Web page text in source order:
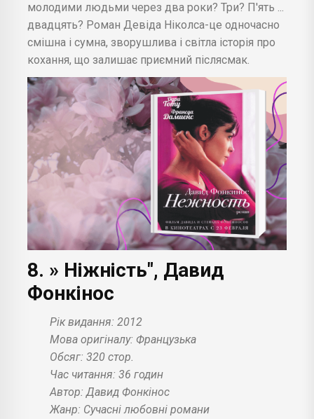
молодими людьми через два роки? Три? П'ять ...
двадцять? Роман Девіда Ніколса-це одночасно
смішна і сумна, зворушлива і світла історія про
кохання, що залишає приємний післясмак.
8. » Ніжність", Давид
Фонкінос
Рік видання: 2012
Мова оригіналу: Французька
Обсяг: 320 стор.
Час читання: 36 годин
Автор: Давид Фонкінос
Жанр: Сучасні любовні романи